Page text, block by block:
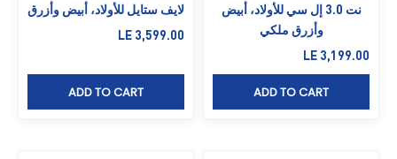
نت 3.0 إل سي للأولاد، أبيض
وأزرق ملكي
السعر بعد الخصم
LE 3,199.00
ADD TO CART
لايف ستايل للأولاد، أبيض وأزرق
السعر بعد الخصم
LE 3,599.00
ADD TO CART